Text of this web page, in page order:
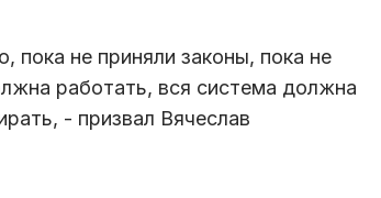
пока не приняли законы, пока не
работать, вся система должна
- призвал Вячеслав